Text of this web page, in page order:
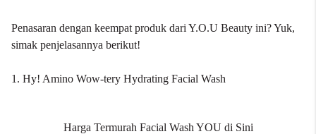
Penasaran dengan keempat produk dari Y.O.U Beauty ini? Yuk,
simak penjelasannya berikut!
1. Hy! Amino Wow-tery Hydrating Facial Wash
Harga Termurah Facial Wash YOU di Sini